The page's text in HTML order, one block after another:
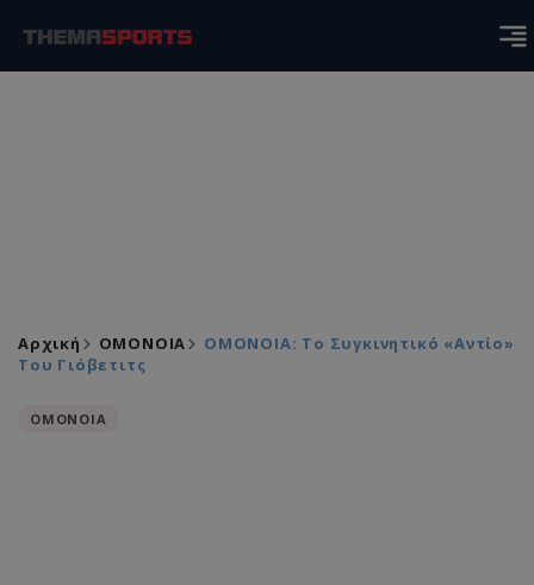
Αρχική ΟΜΟΝΟΙΑ
ΟΜΟΝΟΙΑ: Το Συγκινητικό «αντίο»
Του Γιόβετιτς
ΟΜΟΝΟΙΑ